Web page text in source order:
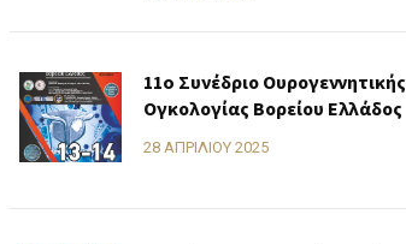
11o Συνέδριο Ουρογεννητικής
Ογκολογίας Βορείου Ελλάδος
28 ΑΠΡΙΛΊΟΥ 2025